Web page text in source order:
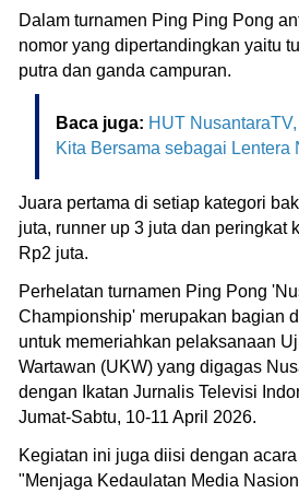
Dalam turnamen Ping Ping Pong
nomor yang dipertandingkan yaitu
putra dan ganda campuran.
Baca juga: HUT
Kita Bersama sebagai Lentera
Juara pertama di setiap kategori
juta, runner up 3 juta dan peringkat
Rp2 juta.
Perhelatan turnamen Ping Pong
Championship' merupakan bagian
untuk memeriahkan pelaksanaan
Wartawan (UKW) yang digagas
dengan Ikatan Jurnalis Televisi
Jumat-Sabtu, 10-11 April 2026.
Kegiatan ini juga diisi dengan
"Menjaga Kedaulatan Media